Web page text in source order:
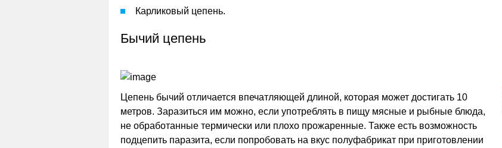
Карликовый цепень.
Бычий цепень
Цепень бычий отличается впечатляющей длиной, которая может достигать 10
метров. Заразиться им можно, если употреблять в пищу мясные и рыбные блюда,
не обработанные термически или плохо прожаренные. Также есть возможность
подцепить паразита, если попробовать на вкус полуфабрикат при приготовлении